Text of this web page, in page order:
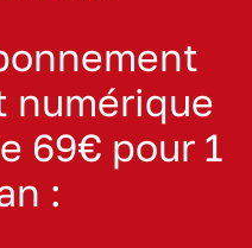
numérique
69€ pour 1
: